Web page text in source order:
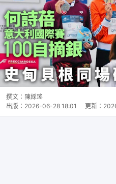
撰文： 陳綵瑤
出版： 2026-06-28 18:01 更新：